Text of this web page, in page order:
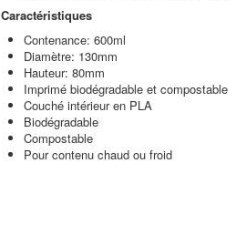
Caractéristiques
Contenance: 600ml
Diamètre: 130mm
Hauteur: 80mm
Imprimé biodégradable et compostable
Couché intérieur en PLA
Biodégradable
Compostable
Pour contenu chaud ou froid